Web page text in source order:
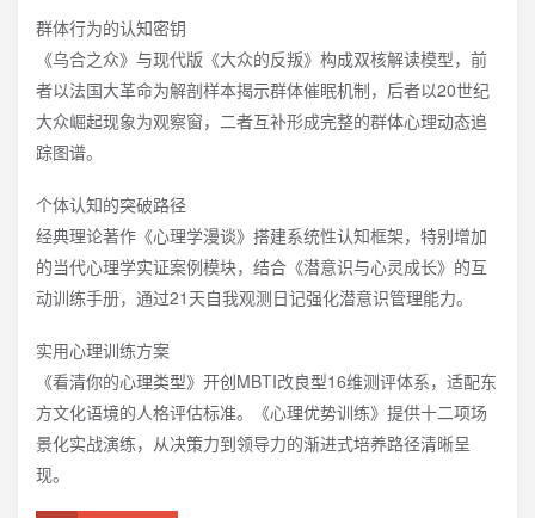
群体行为的认知密钥
《乌合之众》与现代版《大众的反叛》构成双核解读模型，前
者以法国大革命为解剖样本揭示群体催眠机制，后者以20世纪
大众崛起现象为观察窗，二者互补形成完整的群体心理动态追
踪图谱。
个体认知的突破路径
经典理论著作《心理学漫谈》搭建系统性认知框架，特别增加
的当代心理学实证案例模块，结合《潜意识与心灵成长》的互
动训练手册，通过21天自我观测日记强化潜意识管理能力。
实用心理训练方案
《看清你的心理类型》开创MBTI改良型16维测评体系，适配东
方文化语境的人格评估标准。《心理优势训练》提供十二项场
景化实战演练，从决策力到领导力的渐进式培养路径清晰呈
现。